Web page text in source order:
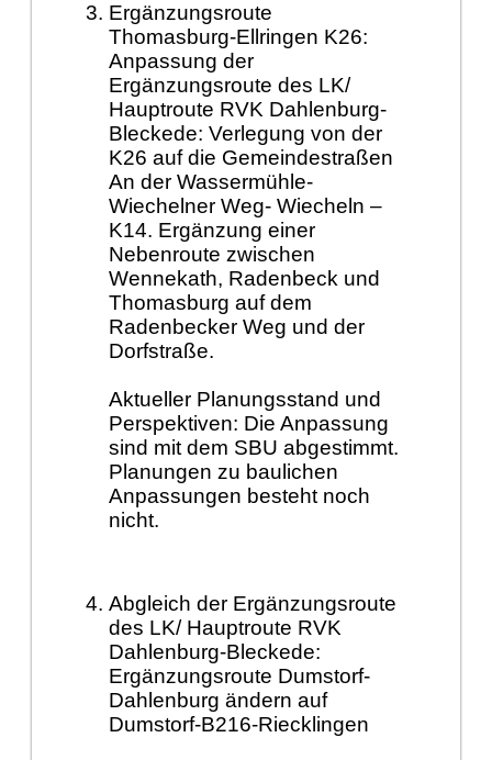
Ergänzungsroute
Thomasburg-Ellringen K26:
Anpassung der
Ergänzungsroute des LK/
Hauptroute RVK Dahlenburg-
Bleckede: Verlegung von der
K26 auf die Gemeindestraßen
An der Wassermühle-
Wiechelner Weg- Wiecheln –
K14. Ergänzung einer
Nebenroute zwischen
Wennekath, Radenbeck und
Thomasburg auf dem
Radenbecker Weg und der
Dorfstraße.
Aktueller Planungsstand und
Perspektiven: Die Anpassung
sind mit dem SBU abgestimmt.
Planungen zu baulichen
Anpassungen besteht noch
nicht.
Abgleich der Ergänzungsroute
des LK/ Hauptroute RVK
Dahlenburg-Bleckede:
Ergänzungsroute Dumstorf-
Dahlenburg ändern auf
Dumstorf-B216-Riecklingen